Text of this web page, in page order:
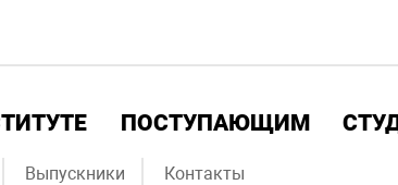
ПОСТУПАЮЩИМ
Выпускники Контакты